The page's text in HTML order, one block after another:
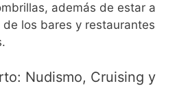
además de estar a
de los bares y restaurantes
Nudismo, Cruising y